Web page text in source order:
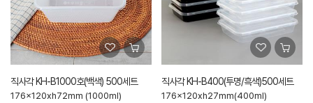
직사각 KH-B1000호(백색) 500세트
176x120xh72mm (1000ml)
직사각 KH-B400(투명/흑색)500세트
176x120xh27mm(400ml)